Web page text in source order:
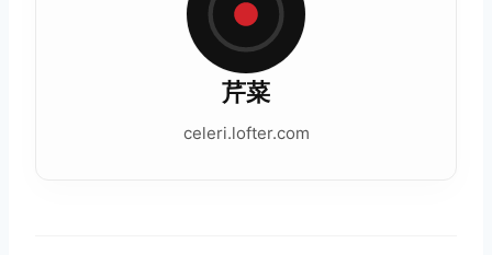
芹菜
celeri.lofter.com